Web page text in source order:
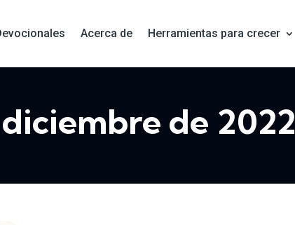
Acerca de Herramientas para crecer
de 2022